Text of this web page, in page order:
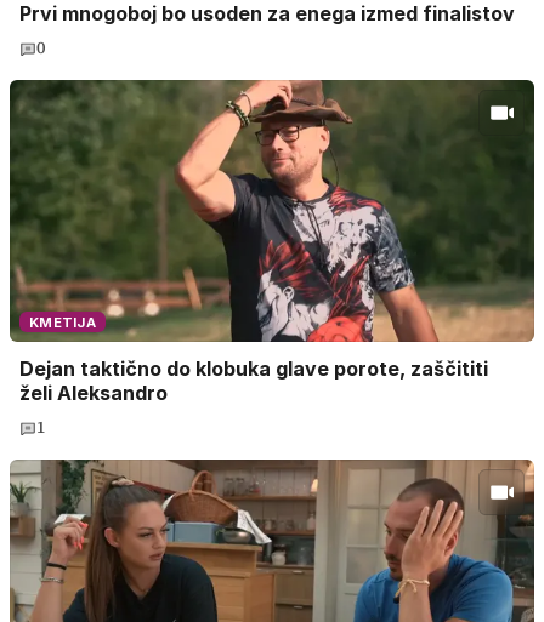
Prvi mnogoboj bo usoden za enega izmed finalistov
0
KMETIJA
Dejan taktično do klobuka glave porote, zaščititi
želi Aleksandro
1